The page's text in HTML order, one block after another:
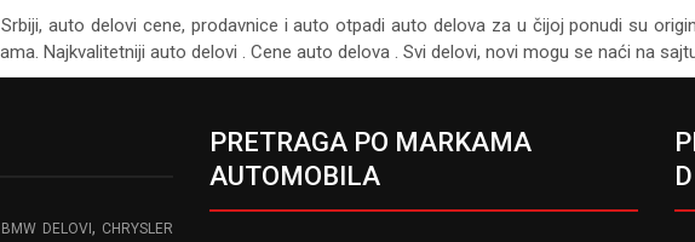
auto delovi cene, prodavnice i auto otpadi auto delova za u čijoj ponudi su
Najkvalitetniji auto delovi . Cene auto delova . Svi delovi, novi mogu se naći na
BMW DELOVI , CHRYSLER
PRETRAGA PO MARKAMA
AUTOMOBILA